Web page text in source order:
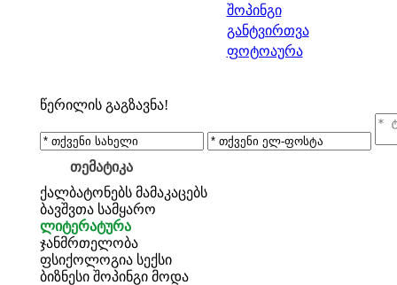
შოპინგი
განტვირთვა
ფოტოაურა
წერილის გაგზავნა!
თემატიკა
ქალბატონებს მამაკაცებს
ბავშვთა სამყარო
ლიტერატურა
ჯანმრთელობა
ფსიქოლოგია სექსი
ბიზნესი შოპინგი მოდა